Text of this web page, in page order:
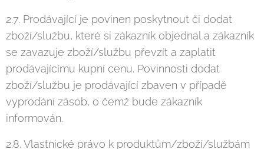
2.7. Prodávající je povinen poskytnout či dodat
zboží/službu, které si zákazník objednal a zákazník
se zavazuje zboží/službu převzít a zaplatit
prodávajícímu kupní cenu. Povinnosti dodat
zboží/službu je prodávající zbaven v případě
vyprodání zásob, o čemž bude zákazník
informován.
2.8. Vlastnické právo k produktům/zboží/službám